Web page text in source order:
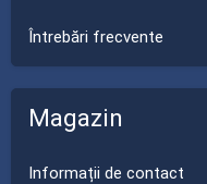
Întrebări frecvente
Magazin
Informații de contact